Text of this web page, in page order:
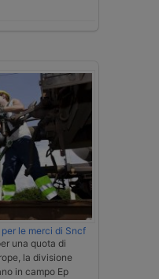
le merci di Sncf
una quota di
la divisione
in campo Ep